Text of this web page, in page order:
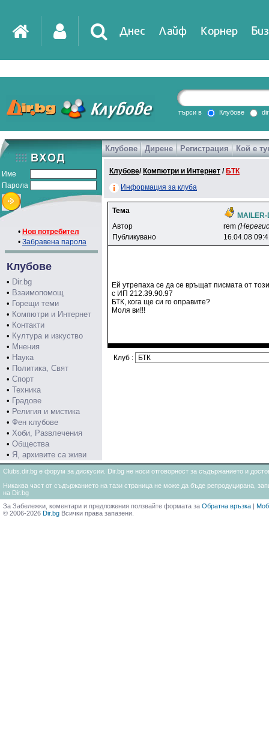
Днес Лайф Корнер
DirTV Impressio
Games
търси в Клубове
Име
Парола
• Нов потребител
• Забравена парола
Клубове
• Dir.bg
• Взаимопомощ
• Горещи теми
• Компютри и Интернет
• Контакти
• Култура и изкуство
• Мнения
• Наука
• Политика, Свят
• Спорт
• Техника
• Градове
• Религия и мистика
• Фен клубове
• Хоби, Развлечения
• Общества
• Я, архивите са живи
Клубове Дирене Регистрация Кой е
Клубове/ Компютри и Интернет / БТК
Информация за клуба
Тема
Автор
rem
Публикувано
16.04.08
Ей утрепаха се да се връщат писмата от
с ИП 212.39.90.97
БТК, кога ще си го оправите?
Моля ви!!!
Клуб :
Clubs.dir.bg е форум за дискусии. Dir.bg не носи отговорност за съдържанието и
Никаква част от съдържанието на тази страница не може да бъде репродуцирана,
на Dir.bg
За Забележки, коментари и предложения ползвайте формата за Обратна връзка |
© 2006-2026 Dir.bg Всички права запазени.